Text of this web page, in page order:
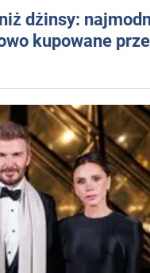
dżinsy:
kupowane